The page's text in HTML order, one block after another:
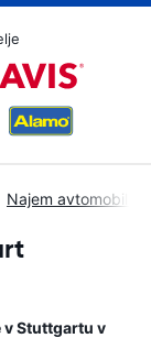
Najem avtomobila
v Stuttgartu v